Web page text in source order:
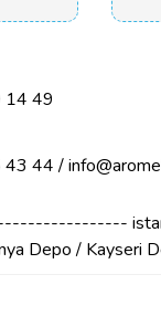
49
44 /
Depo / Kayseri